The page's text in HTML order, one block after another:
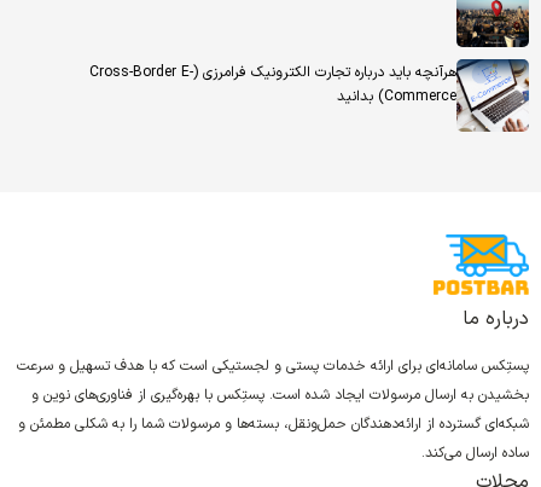
هرآنچه باید درباره تجارت الکترونیک فرامرزی (Cross-Border E-
Commerce) بدانید
درباره ما
پستِکس سامانه‌ای برای ارائه خدمات پستی و لجستیکی است که با هدف تسهیل و سرعت
بخشیدن به ارسال مرسولات ایجاد شده است. پستِکس با بهره‌گیری از فناوری‌های نوین و
شبکه‌ای گسترده از ارائه‌دهندگان حمل‌ونقل، بسته‌ها و مرسولات شما را به شکلی مطمئن و
ساده ارسال می‌کند.